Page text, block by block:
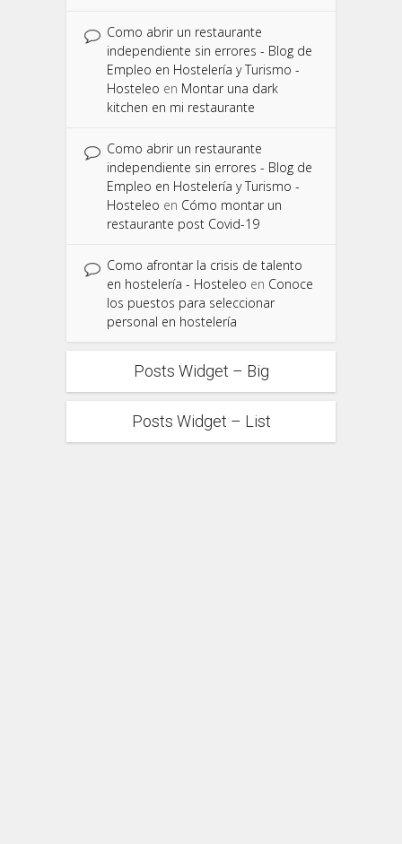
Como abrir un restaurante
independiente sin errores - Blog de
Empleo en Hostelería y Turismo -
Hosteleo en Montar una dark
kitchen en mi restaurante
Como abrir un restaurante
independiente sin errores - Blog de
Empleo en Hostelería y Turismo -
Hosteleo en Cómo montar un
restaurante post Covid-19
Como afrontar la crisis de talento
en hostelería - Hosteleo en Conoce
los puestos para seleccionar
personal en hostelería
Posts Widget – Big
Posts Widget – List